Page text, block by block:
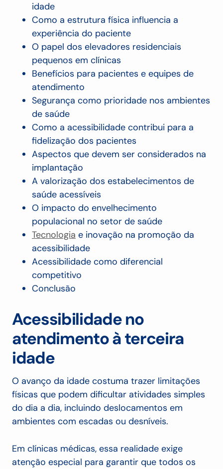
idade
Como a estrutura física influencia a
experiência do paciente
O papel dos elevadores residenciais
pequenos em clínicas
Benefícios para pacientes e equipes de
atendimento
Segurança como prioridade nos ambientes
de saúde
Como a acessibilidade contribui para a
fidelização dos pacientes
Aspectos que devem ser considerados na
implantação
A valorização dos estabelecimentos de
saúde acessíveis
O impacto do envelhecimento
populacional no setor de saúde
Tecnologia e inovação na promoção da
acessibilidade
Acessibilidade como diferencial
competitivo
Conclusão
Acessibilidade no
atendimento à terceira
idade
O avanço da idade costuma trazer limitações
físicas que podem dificultar atividades simples
do dia a dia, incluindo deslocamentos em
ambientes com escadas ou desníveis.
Em clínicas médicas, essa realidade exige
atenção especial para garantir que todos os